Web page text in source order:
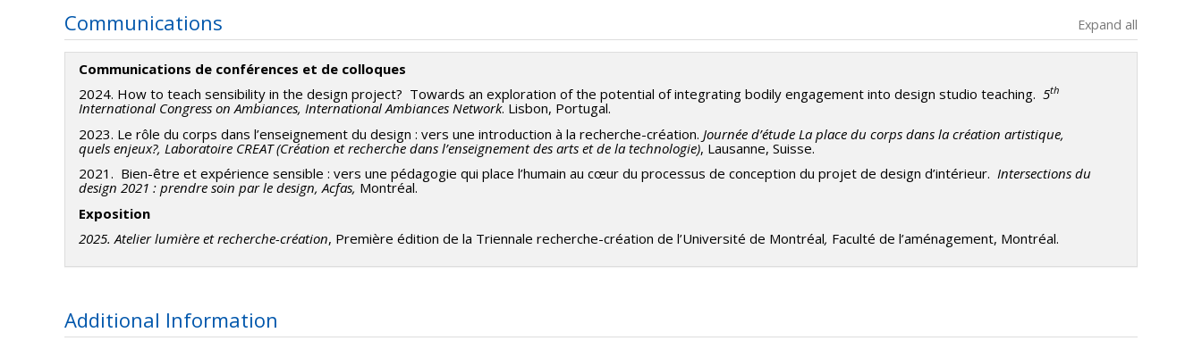
Communications Expand all
Communications de conférences et de colloques
2024. How to teach sensibility in the design project? Towards an exploration of the potential of integrating bodily engagement into design studio teaching. 5th
International Congress on Ambiances, International Ambiances Network. Lisbon, Portugal.
2023. Le rôle du corps dans l’enseignement du design : vers une introduction à la recherche-création. Journée d’étude La place du corps dans la création artistique,
quels enjeux?, Laboratoire CREAT (Création et recherche dans l’enseignement des arts et de la technologie), Lausanne, Suisse.
2021. Bien-être et expérience sensible : vers une pédagogie qui place l’humain au cœur du processus de conception du projet de design d’intérieur. Intersections du
design 2021 : prendre soin par le design, Acfas, Montréal.
Exposition
2025. Atelier lumière et recherche-création, Première édition de la Triennale recherche-création de l’Université de Montréal, Faculté de l’aménagement, Montréal.
Additional Information